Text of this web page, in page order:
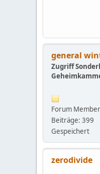
general
Zugriff
Forum Member
Beiträge: 399
Gespeichert
zerodivide